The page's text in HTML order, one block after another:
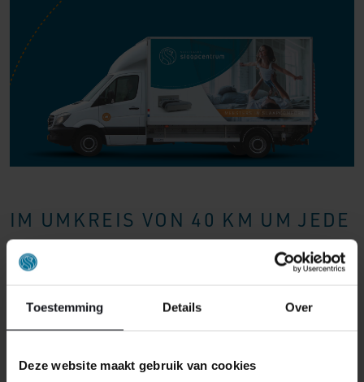
Toestemming Details Over
Deze website maakt gebruik van cookies
BEFOLGE DEN PILLOW YOU
PILLOW GUIDE
Willst du sichergehen, dass dein zukünftiges
Kopfkissen für deinen Schlafstil geeignet ist? Dann
empfehlen wir dir, den Pillow You Pillow Guide
auszufüllen. Durch vier kurze Fragen zu deiner
welches Kissen aus der Pillow You-Serie am besten zu
deinen Schlafgewohnheiten passt. Mach den Test, um
deinideales Kopfkissen
Eindhoven/Son und in unserem Webshop erhältlich.
IM UMKREIS VON 40 KM UM JEDE
FILIALE LIEFERN UND
MONTIEREN WIR
BOXSPRINGBETTEN/BETTEN AB
€ 1000,- KOSTENLOS.